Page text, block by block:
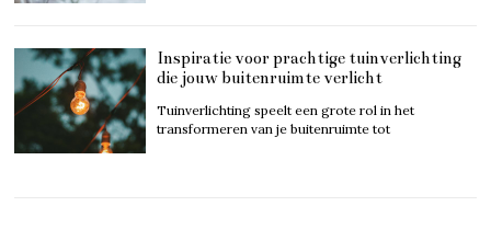
Inspiratie voor prachtige tuinverlichting
die jouw buitenruimte verlicht
Tuinverlichting speelt een grote rol in het
transformeren van je buitenruimte tot